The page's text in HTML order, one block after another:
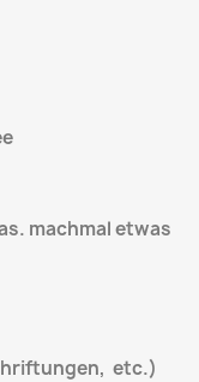
machmal etwas
etc.)